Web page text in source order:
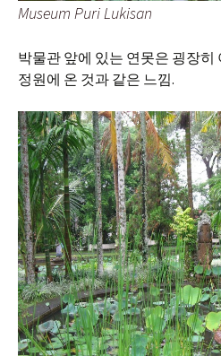
Museum Puri Lukisan
박물관 앞에 있는 연못은 굉장히
정원에 온 것과 같은 느낌.